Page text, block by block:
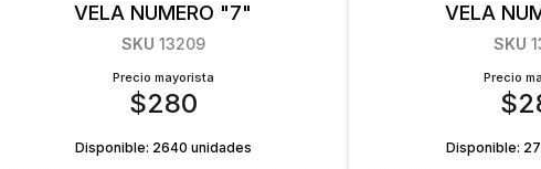
VELA NUMERO "7"
SKU 13209
Precio mayorista
$280
Disponible: 2640 unidades
VELA
SKU
Precio
$
Disponible: